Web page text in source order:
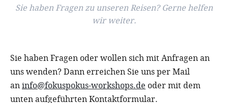
Sie haben Fragen zu unseren Reisen? Gerne helfen
wir weiter.
Sie haben Fragen oder wollen sich mit Anfragen an
uns wenden? Dann erreichen Sie uns per Mail
an info@fokuspokus-workshops.de oder mit dem
unten aufgeführten Kontaktformular.